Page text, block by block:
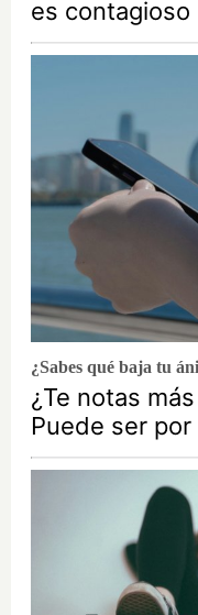
es contagioso
¿Sabes qué baja tu
¿Te notas
Puede ser